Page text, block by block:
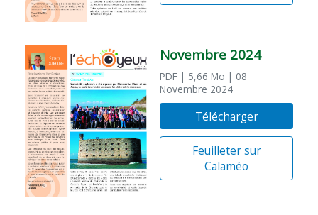
Novembre 2024
PDF | 5,66 Mo | 08
Novembre 2024
Télécharger
Feuilleter sur
Calaméo